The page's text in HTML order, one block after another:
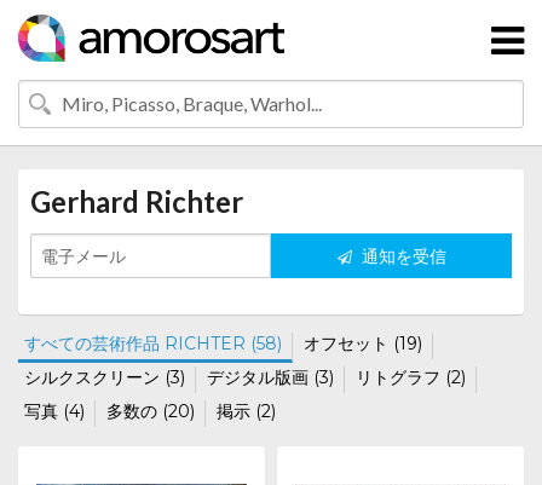
Gerhard Richter
通知を受信
すべての芸術作品 RICHTER (58)
オフセット (19)
シルクスクリーン (3)
デジタル版画 (3)
リトグラフ (2)
写真 (4)
多数の (20) 掲示 (2)